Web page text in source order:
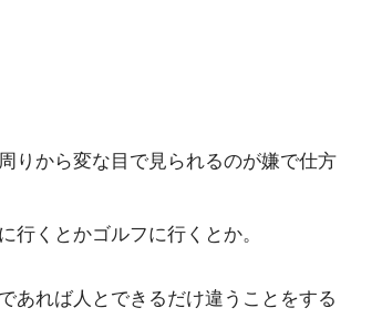
りから変な目で見られるのが嫌で仕方
行くとかゴルフに行くとか。
あれば人とできるだけ違うことをする